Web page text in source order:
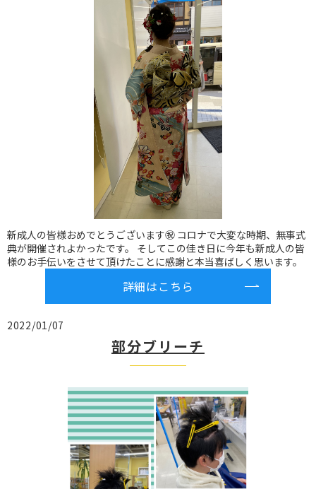
新成人の皆様おめでとうございます㊗️ コロナで大変な時期、無事式
典が開催されよかったです。 そしてこの佳き日に今年も新成人の皆
様のお手伝いをさせて頂けたことに感謝と本当喜ばしく思います。
詳細はこちら
2022/01/07
部分ブリーチ